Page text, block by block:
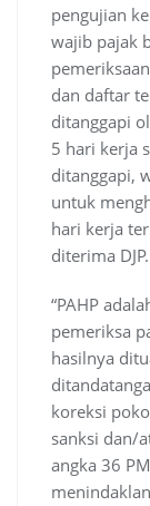
pengujian
wajib pajak
dan daftar
ditanggapi
5 hari kerja
ditanggapi,
untuk
hari kerja
diterima DJP.
“PAHP
pemeriksa
hasilnya
koreksi
sanksi dan/
angka 36